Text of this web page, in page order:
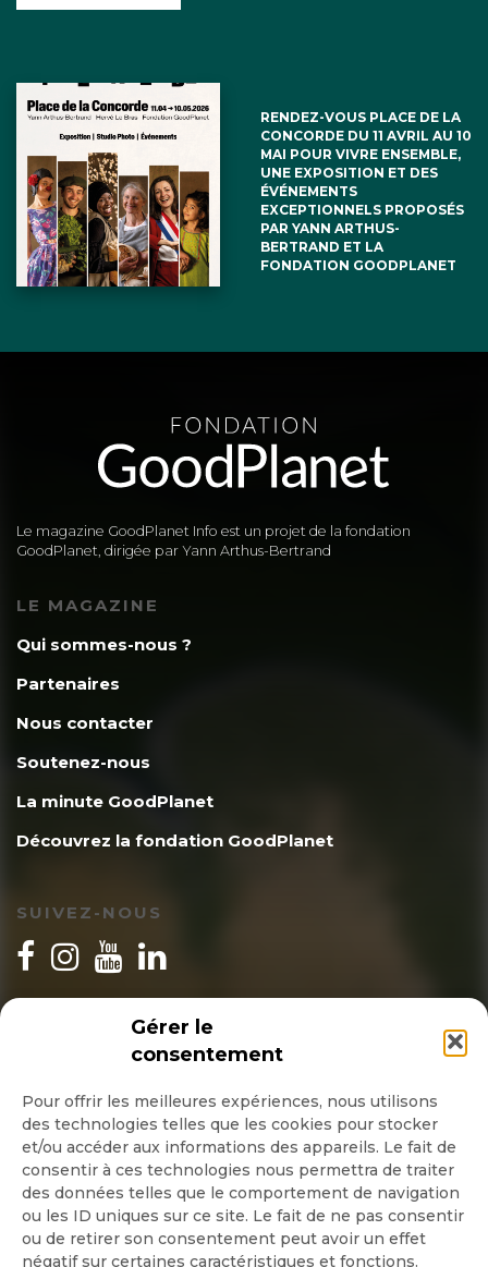
Gérer le
consentement
Pour offrir les meilleures expériences, nous utilisons
des technologies telles que les cookies pour stocker
et/ou accéder aux informations des appareils. Le fait de
consentir à ces technologies nous permettra de traiter
des données telles que le comportement de navigation
ou les ID uniques sur ce site. Le fait de ne pas consentir
ou de retirer son consentement peut avoir un effet
négatif sur certaines caractéristiques et fonctions.
RENDEZ-VOUS PLACE DE LA
CONCORDE DU 11 AVRIL AU 10
MAI POUR VIVRE ENSEMBLE,
UNE EXPOSITION ET DES
ÉVÉNEMENTS
EXCEPTIONNELS PROPOSÉS
PAR YANN ARTHUS-
BERTRAND ET LA
FONDATION GOODPLANET
Le magazine GoodPlanet Info est un projet de la fondation
GoodPlanet, dirigée par Yann Arthus-Bertrand
LE MAGAZINE
Qui sommes-nous ?
Partenaires
Nous contacter
Soutenez-nous
La minute GoodPlanet
Découvrez la fondation GoodPlanet
SUIVEZ-NOUS
INSCRIPTION NEWSLETTER
Quotidienne
Hebdo
OK